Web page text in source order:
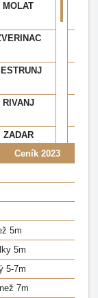
MOLAT
RIVANJ
ZADAR
Ceník 2023
5m
5m
5-7m
7m